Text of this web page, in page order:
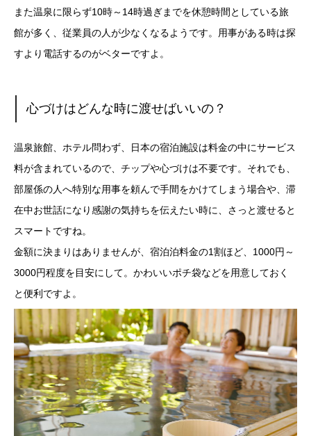
また温泉に限らず10時～14時過ぎまでを休憩時間としている旅
館が多く、従業員の人が少なくなるようです。用事がある時は探
すより電話するのがベターですよ。
心づけはどんな時に渡せばいいの？
温泉旅館、ホテル問わず、日本の宿泊施設は料金の中にサービス
料が含まれているので、チップや心づけは不要です。それでも、
部屋係の人へ特別な用事を頼んで手間をかけてしまう場合や、滞
在中お世話になり感謝の気持ちを伝えたい時に、さっと渡せると
スマートですね。
金額に決まりはありませんが、宿泊泊料金の1割ほど、1000円～
3000円程度を目安にして。かわいいポチ袋などを用意しておく
と便利ですよ。